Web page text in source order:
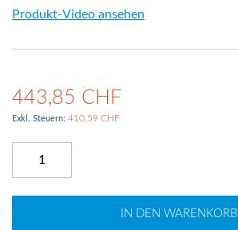
Produkt-Video ansehen
443,85 CHF
410,59 CHF
IN DEN WARENKORB